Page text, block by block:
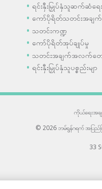
ရင်းနှီးမြှုပ်နှံသူဆက်ဆံရေး
ကော်ပိုရိတ်သတင်းအခ
သတင်းကဏ္ဍ
ကော်ပိုရိတ်အုပ်ချုပ်မှု
သတင်းအချက်အလက်တော
ရင်းနှီးမြှုပ်နှံသူပစ္စည်းမျာ
ကိုယ်ရေးအခ
© 2026 ဘမ်ရွန်ဂရက် အပြည်ပ
33